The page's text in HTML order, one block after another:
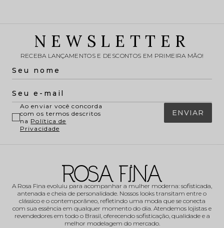
NEWSLETTER
RECEBA LANÇAMENTOS E DESCONTOS EM PRIMEIRA MÃO!
ENVIAR
Ao enviar você concorda
com os termos descritos
na Política de
Privacidade
A Rosa Fina evoluiu para acompanhar a mulher moderna: sofisticada,
antenada e cheia de personalidade. Nossos looks transitam entre o
clássico e o contemporâneo, refletindo uma moda que se conecta
com sua essência em qualquer momento do dia. Atendemos lojistas e
revendedores em todo o Brasil, oferecendo sofisticação, qualidade e a
melhor modelagem do mercado.